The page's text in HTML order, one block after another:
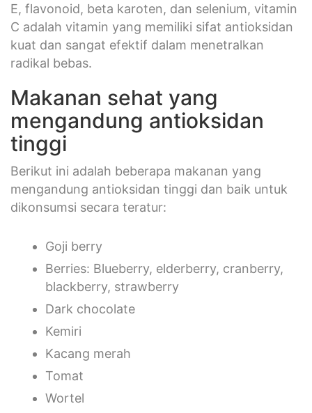
E, flavonoid, beta karoten, dan selenium, vitamin
C adalah vitamin yang memiliki sifat antioksidan
kuat dan sangat efektif dalam menetralkan
radikal bebas.
Makanan sehat yang
mengandung antioksidan
tinggi
Berikut ini adalah beberapa makanan yang
mengandung antioksidan tinggi dan baik untuk
dikonsumsi secara teratur:
Goji berry
Berries: Blueberry, elderberry, cranberry,
blackberry, strawberry
Dark chocolate
Kemiri
Kacang merah
Tomat
Wortel